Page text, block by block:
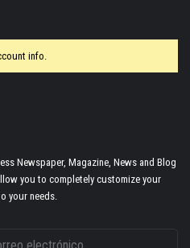
info.
Newspaper, Magazine, News and Blog
you to completely customize your
your needs.